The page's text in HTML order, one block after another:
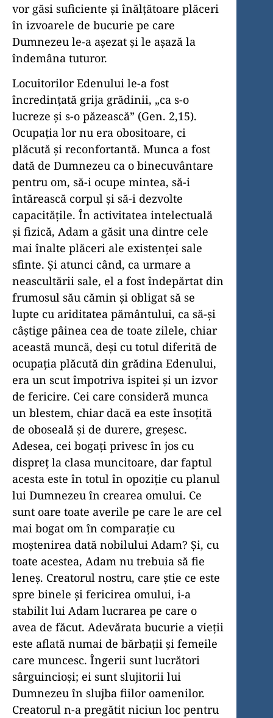
vor găsi suficiente și înălțătoare plăceri
în izvoarele de bucurie pe care
Dumnezeu le-a așezat și le așază la
îndemâna tuturor.
Locuitorilor Edenului le-a fost
încredințată grija grădinii, „ca s-o
lucreze și s-o păzească” (Gen. 2,15).
Ocupația lor nu era obositoare, ci
plăcută și reconfortantă. Munca a fost
dată de Dumnezeu ca o binecuvântare
pentru om, să-i ocupe mintea, să-i
întărească corpul și să-i dezvolte
capacitățile. În activitatea intelectuală
și fizică, Adam a găsit una dintre cele
mai înalte plăceri ale existenței sale
sfinte. Și atunci când, ca urmare a
neascultării sale, el a fost îndepărtat din
frumosul său cămin și obligat să se
lupte cu ariditatea pământului, ca să-și
câștige pâinea cea de toate zilele, chiar
această muncă, deși cu totul diferită de
ocupația plăcută din grădina Edenului,
era un scut împotriva ispitei și un izvor
de fericire. Cei care consideră munca
un blestem, chiar dacă ea este însoțită
de oboseală și de durere, greșesc.
Adesea, cei bogați privesc în jos cu
dispreț la clasa muncitoare, dar faptul
acesta este în totul în opoziție cu planul
lui Dumnezeu în crearea omului. Ce
sunt oare toate averile pe care le are cel
mai bogat om în comparație cu
moștenirea dată nobilului Adam? Și, cu
toate acestea, Adam nu trebuia să fie
leneș. Creatorul nostru, care știe ce este
spre binele și fericirea omului, i-a
stabilit lui Adam lucrarea pe care o
avea de făcut. Adevărata bucurie a vieții
este aflată numai de bărbații și femeile
care muncesc. Îngerii sunt lucrători
sârguincioși; ei sunt slujitorii lui
Dumnezeu în slujba fiilor oamenilor.
Creatorul n-a pregătit niciun loc pentru